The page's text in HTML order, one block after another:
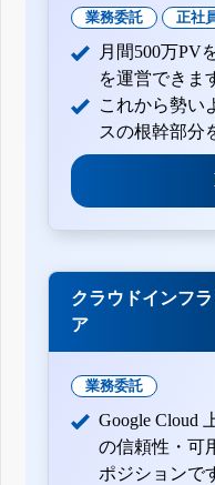
業務委託 正社
月間500万PV
を運営できま
これから勢い
スの根幹部分
クラウドインフ
ア
業務委託
Google Cloud
の信頼性・可
ポジションで